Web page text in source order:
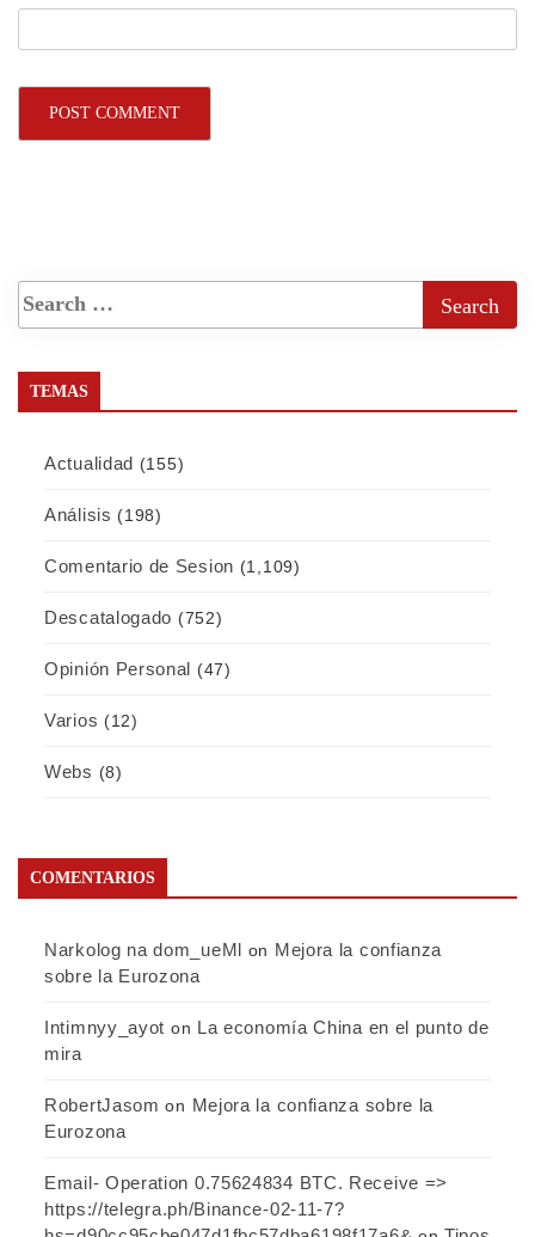
TEMAS
Actualidad (155)
Análisis (198)
Comentario de Sesion (1,109)
Descatalogado (752)
Opinión Personal (47)
Varios (12)
Webs (8)
COMENTARIOS
Narkolog na dom_ueMl on Mejora la confianza
sobre la Eurozona
Intimnyy_ayot on La economía China en el punto de
mira
RobertJasom on Mejora la confianza sobre la
Eurozona
Email- Operation 0.75624834 BTC. Receive =>
https://telegra.ph/Binance-02-11-7?